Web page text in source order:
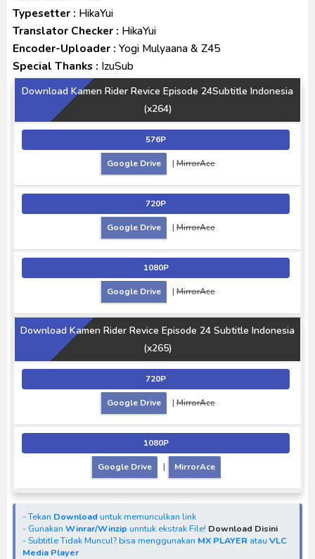
Typesetter : HikaYui
Translator Checker : HikaYui
Encoder-Uploader : Yogi Mulyaana & Z45
Special Thanks : IzuSub
Download Kamen Rider Revice Episode 24Subtitle Indonesia
(x264)
576P
Google Drive | MirrorAce
720P
Google Drive | MirrorAce
1080P
Google Drive | MirrorAce
Download Kamen Rider Revice Episode 24 Subtitle Indonesia
(x265)
720P
Google Drive | MirrorAce
1080P
Google Drive | MirrorAce
- Tekan Download untuk memunculkan link
- Gunakan Winrar/Winzip unntuk ekstrak File! Download Disini
- Subtitle Tidak Muncul? bisa menggunakan MX PLAYER atau VLC
Media Player